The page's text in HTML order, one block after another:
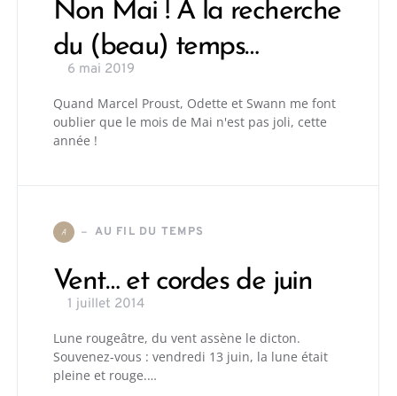
Non Mai ! À la recherche
du (beau) temps…
6 mai 2019
Quand Marcel Proust, Odette et Swann me font
oublier que le mois de Mai n'est pas joli, cette
année !
A AU FIL DU TEMPS
Vent… et cordes de juin
1 juillet 2014
Lune rougeâtre, du vent assène le dicton.
Souvenez-vous : vendredi 13 juin, la lune était
pleine et rouge.…